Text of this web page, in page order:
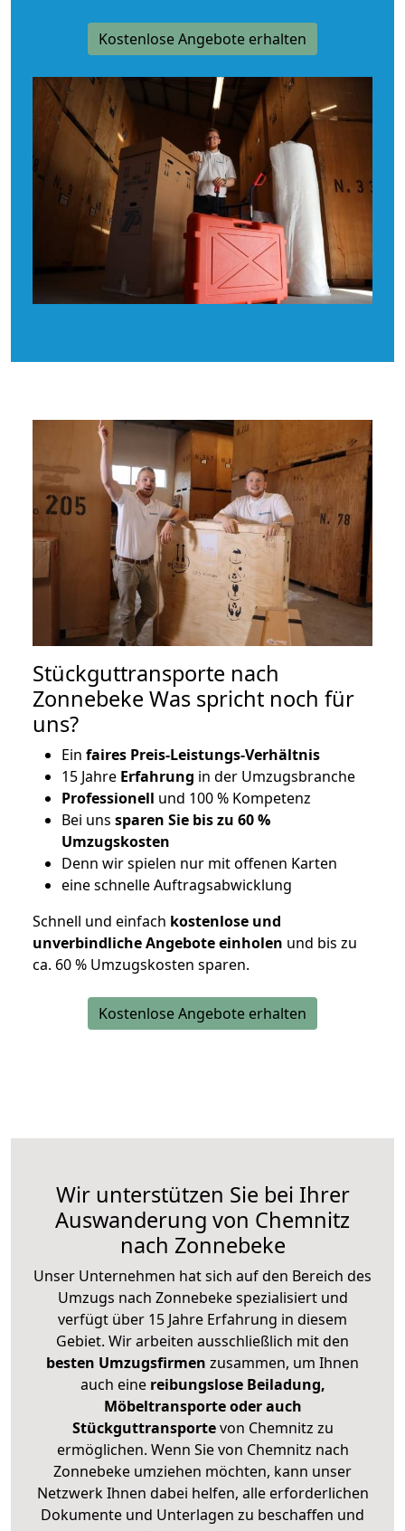
Kostenlose Angebote erhalten
Stückguttransporte nach
Zonnebeke Was spricht noch für
uns?
Ein faires Preis-Leistungs-Verhältnis
15 Jahre Erfahrung in der Umzugsbranche
Professionell und 100 % Kompetenz
Bei uns sparen Sie bis zu 60 %
Umzugskosten
Denn wir spielen nur mit offenen Karten
eine schnelle Auftragsabwicklung
Schnell und einfach kostenlose und
unverbindliche Angebote einholen und bis zu
ca. 60 % Umzugskosten sparen.
Kostenlose Angebote erhalten
Wir unterstützen Sie bei Ihrer
Auswanderung von Chemnitz
nach Zonnebeke
Unser Unternehmen hat sich auf den Bereich des
Umzugs nach Zonnebeke spezialisiert und
verfügt über 15 Jahre Erfahrung in diesem
Gebiet. Wir arbeiten ausschließlich mit den
besten Umzugsfirmen zusammen, um Ihnen
auch eine reibungslose Beiladung,
Möbeltransporte oder auch
Stückguttransportevon Chemnitz zu
ermöglichen. Wenn Sie von Chemnitz nach
Zonnebeke umziehen möchten, kann unser
Netzwerk Ihnen dabei helfen, alle erforderlichen
Dokumente und Unterlagen zu beschaffen und